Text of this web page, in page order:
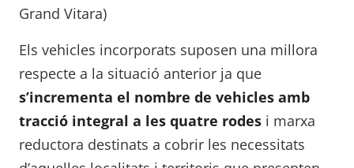
Grand Vitara)
Els vehicles incorporats suposen una millora
respecte a la situació anterior ja que
s’incrementa el nombre de vehicles amb
tracció integral a les quatre rodes i marxa
reductora destinats a cobrir les necessitats